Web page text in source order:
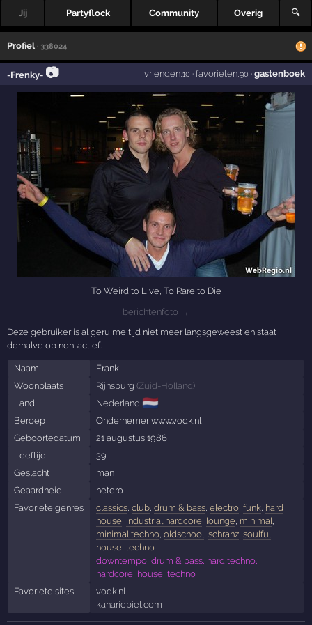
Jij Partyflock Community Overig 🔍
Profiel · 338024
-Frenky- 📷 vrienden,10 · favorieten,90 · gastenboek
To Weird to Live, To Rare to Die
berichtenfoto →
Deze gebruiker is al geruime tijd niet meer langsgeweest en staat
derhalve op non-actief.
Naam
Frank
Woonplaats
Rijnsburg (Zuid-Holland)
Land
Nederland 🇳🇱
Beroep
Ondernemer www.vodk.nl
Geboortedatum
21 augustus 1986
Leeftijd
39
Geslacht
man
Geaardheid
hetero
Favoriete genres
classics, club, drum & bass, electro, funk, hard
house, industrial hardcore, lounge, minimal,
minimal techno, oldschool, schranz, soulful
house, techno
downtempo, drum & bass, hard techno,
hardcore, house, techno
Favoriete sites
vodk.nl
kanariepiet.com